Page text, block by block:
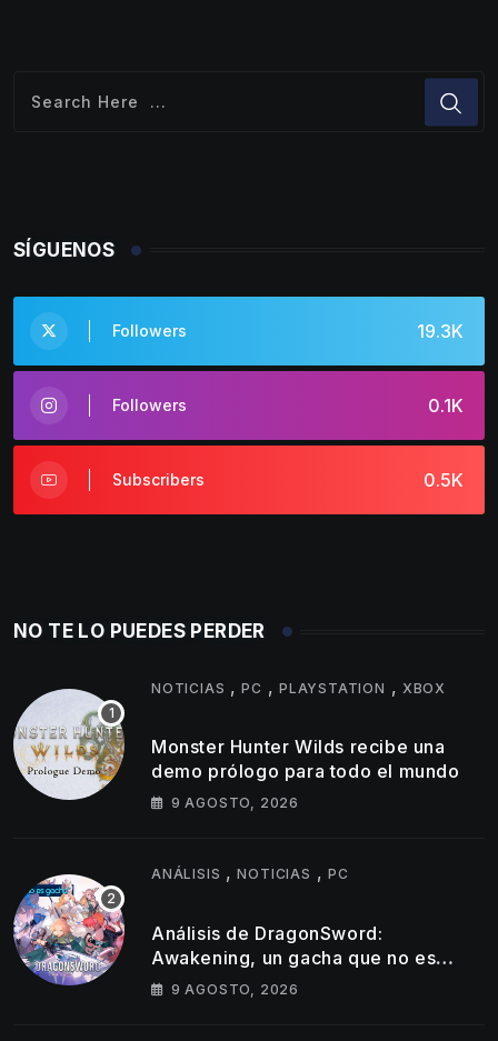
SÍGUENOS
19.3K
Followers
0.1K
Followers
0.5K
Subscribers
NO TE LO PUEDES PERDER
NOTICIAS ,PC ,PLAYSTATION , XBOX
Monster Hunter Wilds recibe una
demo prólogo para todo el mundo
9 AGOSTO, 2026
ANÁLISIS ,NOTICIAS , PC
Análisis de DragonSword:
Awakening, un gacha que no es
gacha
9 AGOSTO, 2026